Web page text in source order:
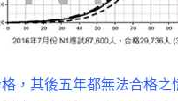
，其後五年都無法合格